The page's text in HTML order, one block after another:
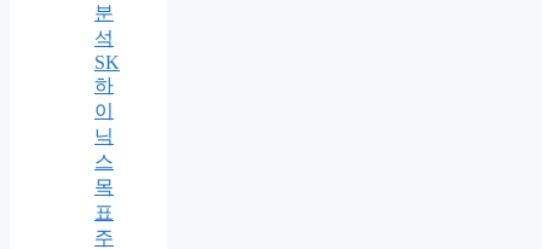
분
석
SK
하
이
닉
스
목
표
주